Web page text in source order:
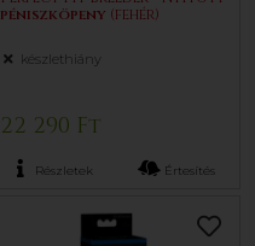
péniszköpeny (fehér)
készlethiány
22 290 Ft
Részletek Értesítés